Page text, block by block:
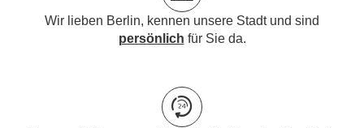
Wir lieben Berlin, kennen unsere Stadt und sind
persönlich für Sie da.